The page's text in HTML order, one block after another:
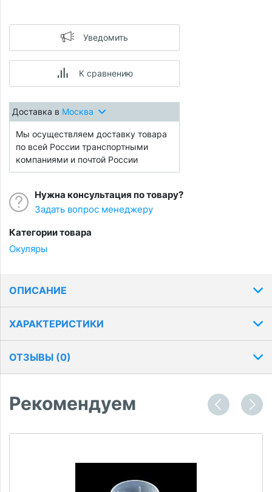
Уведомить
К сравнению
Доставка в Москва
Мы осуществляем доставку товара
по всей России транспортными
компаниями и почтой России
Нужна консультация по товару?
Задать вопрос менеджеру
Категории товара
Окуляры
ОПИСАНИЕ
ХАРАКТЕРИСТИКИ
ОТЗЫВЫ (0)
Рекомендуем